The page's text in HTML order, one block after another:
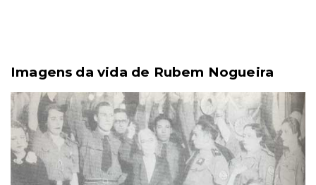
Imagens da vida de Rubem Nogueira